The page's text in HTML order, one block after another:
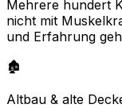
Mehrere hundert
nicht mit
und Erfahrung
🏚️
Altbau & alte